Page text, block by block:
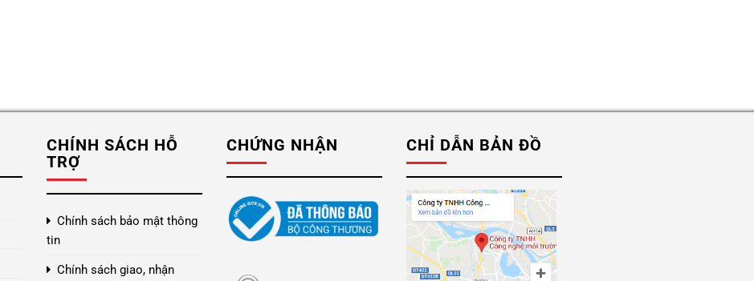
CHÍNH SÁCH HỖ
TRỢ
Chính sách bảo mật thông
tin
Chính sách giao, nhận
CHỨNG NHẬN CHỈ DẪN BẢN ĐỒ